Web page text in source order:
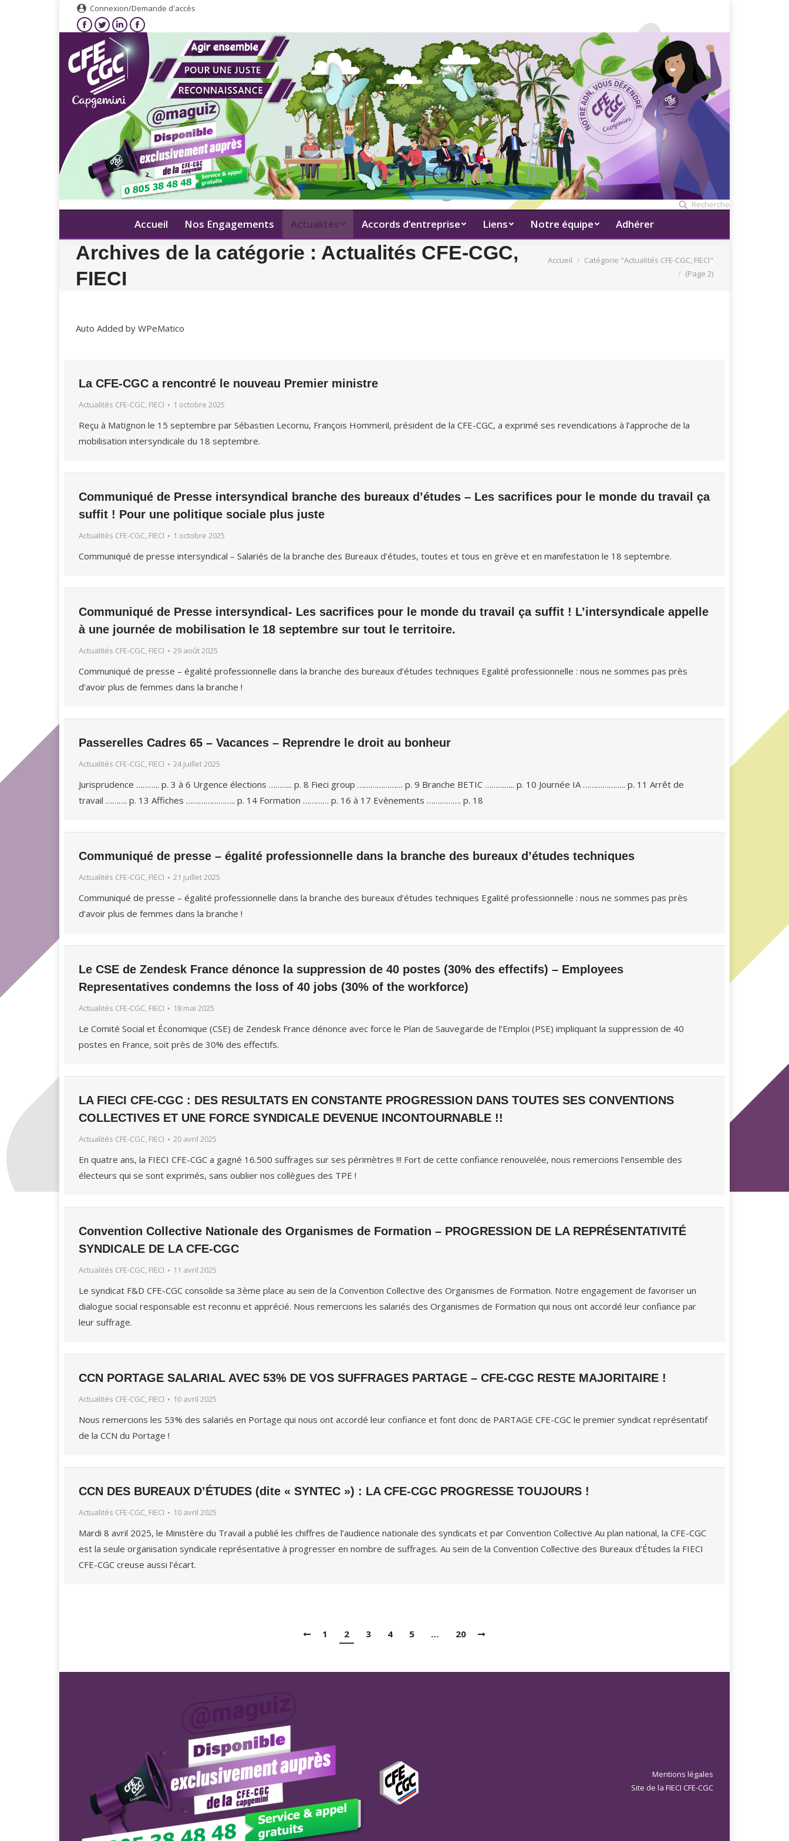
Connexion/Demande d'accès
Recherche
Accueil Nos Engagements Actualités Accords d’entreprise Liens Notre équipe Adhérer
Archives de la catégorie : Actualités CFE-CGC,
FIECI
Vous êtes ici
Accueil
Catégorie "Actualités CFE-CGC, FIECI"
(Page 2)
Auto Added by WPeMatico
La CFE-CGC a rencontré le nouveau Premier ministre
Actualités CFE-CGC, FIECI 1 octobre 2025
Reçu à Matignon le 15 septembre par Sébastien Lecornu, François Hommeril, président de la CFE-CGC, a exprimé ses revendications à l’approche de la
mobilisation intersyndicale du 18 septembre.
Communiqué de Presse intersyndical branche des bureaux d’études – Les sacrifices pour le monde du travail ça
suffit ! Pour une politique sociale plus juste
Actualités CFE-CGC, FIECI 1 octobre 2025
Communiqué de presse intersyndical – Salariés de la branche des Bureaux d’études, toutes et tous en grève et en manifestation le 18 septembre.
Communiqué de Presse intersyndical- Les sacrifices pour le monde du travail ça suffit ! L’intersyndicale appelle
à une journée de mobilisation le 18 septembre sur tout le territoire.
Actualités CFE-CGC, FIECI 29 août 2025
Communiqué de presse – égalité professionnelle dans la branche des bureaux d’études techniques Egalité professionnelle : nous ne sommes pas près
d’avoir plus de femmes dans la branche !
Passerelles Cadres 65 – Vacances – Reprendre le droit au bonheur
Actualités CFE-CGC, FIECI 24 juillet 2025
Jurisprudence ……….. p. 3 à 6 Urgence élections ……….. p. 8 Fieci group ………………… p. 9 Branche BETIC ………….. p. 10 Journée IA ……………….. p. 11 Arrêt de
travail ………. p. 13 Affiches ………………….. p. 14 Formation ………… p. 16 à 17 Evènements ……………. p. 18
Communiqué de presse – égalité professionnelle dans la branche des bureaux d’études techniques
Actualités CFE-CGC, FIECI 21 juillet 2025
Communiqué de presse – égalité professionnelle dans la branche des bureaux d’études techniques Egalité professionnelle : nous ne sommes pas près
d’avoir plus de femmes dans la branche !
Le CSE de Zendesk France dénonce la suppression de 40 postes (30% des effectifs) – Employees
Representatives condemns the loss of 40 jobs (30% of the workforce)
Actualités CFE-CGC, FIECI 18 mai 2025
Le Comité Social et Économique (CSE) de Zendesk France dénonce avec force le Plan de Sauvegarde de l’Emploi (PSE) impliquant la suppression de 40
postes en France, soit près de 30% des effectifs.
LA FIECI CFE-CGC : DES RESULTATS EN CONSTANTE PROGRESSION DANS TOUTES SES CONVENTIONS
COLLECTIVES ET UNE FORCE SYNDICALE DEVENUE INCONTOURNABLE !!
Actualités CFE-CGC, FIECI 20 avril 2025
En quatre ans, la FIECI CFE-CGC a gagné 16.500 suffrages sur ses périmètres !!! Fort de cette confiance renouvelée, nous remercions l’ensemble des
électeurs qui se sont exprimés, sans oublier nos collègues des TPE !
Convention Collective Nationale des Organismes de Formation – PROGRESSION DE LA REPRÉSENTATIVITÉ
SYNDICALE DE LA CFE-CGC
Actualités CFE-CGC, FIECI 11 avril 2025
Le syndicat F&D CFE-CGC consolide sa 3ème place au sein de la Convention Collective des Organismes de Formation. Notre engagement de favoriser un
dialogue social responsable est reconnu et apprécié. Nous remercions les salariés des Organismes de Formation qui nous ont accordé leur confiance par
leur suffrage.
CCN PORTAGE SALARIAL AVEC 53% DE VOS SUFFRAGES PARTAGE – CFE-CGC RESTE MAJORITAIRE !
Actualités CFE-CGC, FIECI 10 avril 2025
Nous remercions les 53% des salariés en Portage qui nous ont accordé leur confiance et font donc de PARTAGE CFE-CGC le premier syndicat représentatif
de la CCN du Portage !
CCN DES BUREAUX D’ÉTUDES (dite « SYNTEC ») : LA CFE-CGC PROGRESSE TOUJOURS !
Actualités CFE-CGC, FIECI 10 avril 2025
Mardi 8 avril 2025, le Ministère du Travail a publié les chiffres de l’audience nationale des syndicats et par Convention Collective Au plan national, la CFE-CGC
est la seule organisation syndicale représentative à progresser en nombre de suffrages. Au sein de la Convention Collective des Bureaux d’Études la FIECI
CFE-CGC creuse aussi l’écart.
1 2 3 4 5 … 20
Mentions légales
Site de la FIECI CFE-CGC